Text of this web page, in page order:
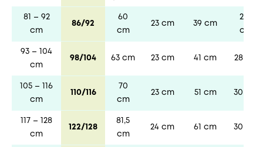
81 – 92
cm
86/92
60
cm
23 cm 39 cm
27,5
cm
93 – 104
cm
98/104 63 cm 23 cm 41 cm 28 cm
105 – 116
cm
110/116
70
cm
23 cm 51 cm 30 cm
117 – 128
cm
122/128
81,5
cm
24 cm 61 cm 30 cm